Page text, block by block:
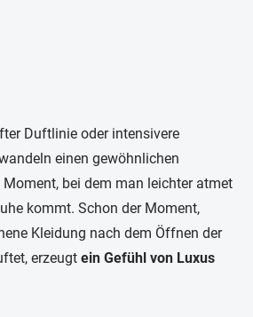
Duftlinie oder intensivere
einen gewöhnlichen
bei dem man leichter atmet
kommt. Schon der Moment,
Kleidung nach dem Öffnen der
erzeugt ein Gefühl von Luxus